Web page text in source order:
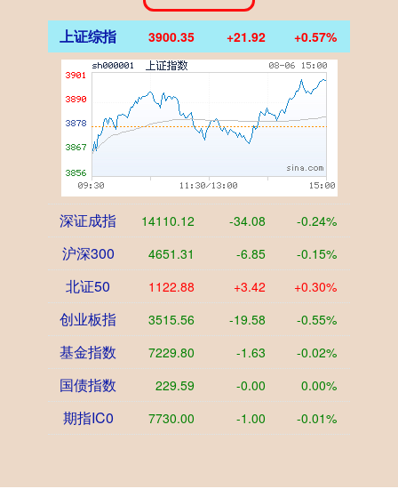
上证综指 3900.35 +21.92 +0.57%
深证成指 14110.12 -34.08 -0.24%
沪深300 4651.31 -6.85 -0.15%
北证50 1122.88 +3.42 +0.30%
创业板指 3515.56 -19.58 -0.55%
基金指数 7229.80 -1.63 -0.02%
国债指数 229.59 -0.00 0.00%
期指IC0 7730.00 -1.00 -0.01%